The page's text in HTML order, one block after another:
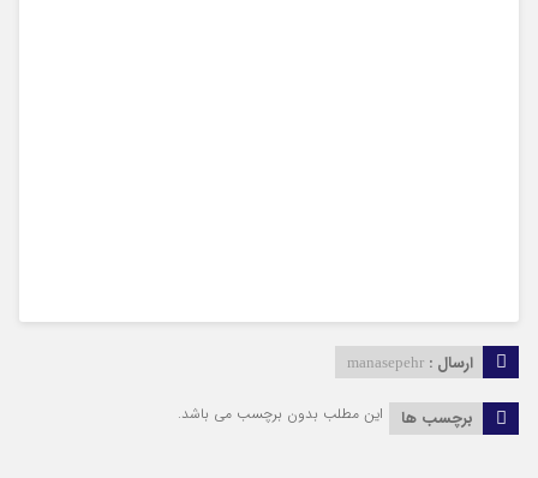
ارسال : manasepehr
برچسب ها این مطلب بدون برچسب می باشد.